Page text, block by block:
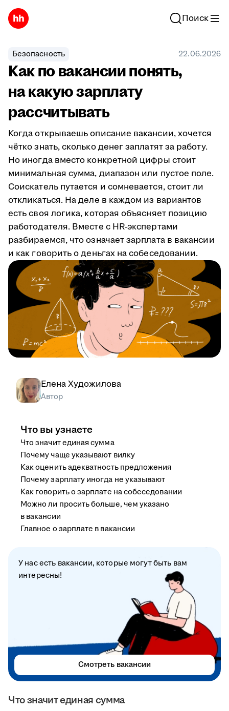
Поиск
Безопасность 22.06.2026
Как по вакансии понять,
на какую зарплату
рассчитывать
Когда открываешь описание вакансии, хочется
чётко знать, сколько денег заплатят за работу.
Но иногда вместо конкретной цифры стоит
минимальная сумма, диапазон или пустое поле.
Соискатель путается и сомневается, стоит ли
откликаться. На деле в каждом из вариантов
есть своя логика, которая объясняет позицию
работодателя. Вместе с HR-экспертами
разбираемся, что означает зарплата в вакансии
и как говорить о деньгах на собеседовании.
Что значит единая сумма
Елена Художилова
Автор
Что вы узнаете
Что значит единая сумма
Почему чаще указывают вилку
Как оценить адекватность предложения
Почему зарплату иногда не указывают
Как говорить о зарплате на собеседовании
Можно ли просить больше, чем указано
в вакансии
Главное о зарплате в вакансии
У нас есть вакансии, которые могут быть вам
интересны!
Смотреть вакансии